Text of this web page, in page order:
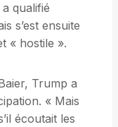
qualifié
s’est ensuite
« hostile ».
Trump a
« Mais
écoutait les